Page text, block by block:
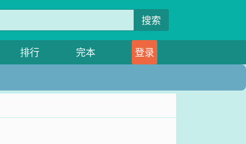
搜索
排行 完本
登录